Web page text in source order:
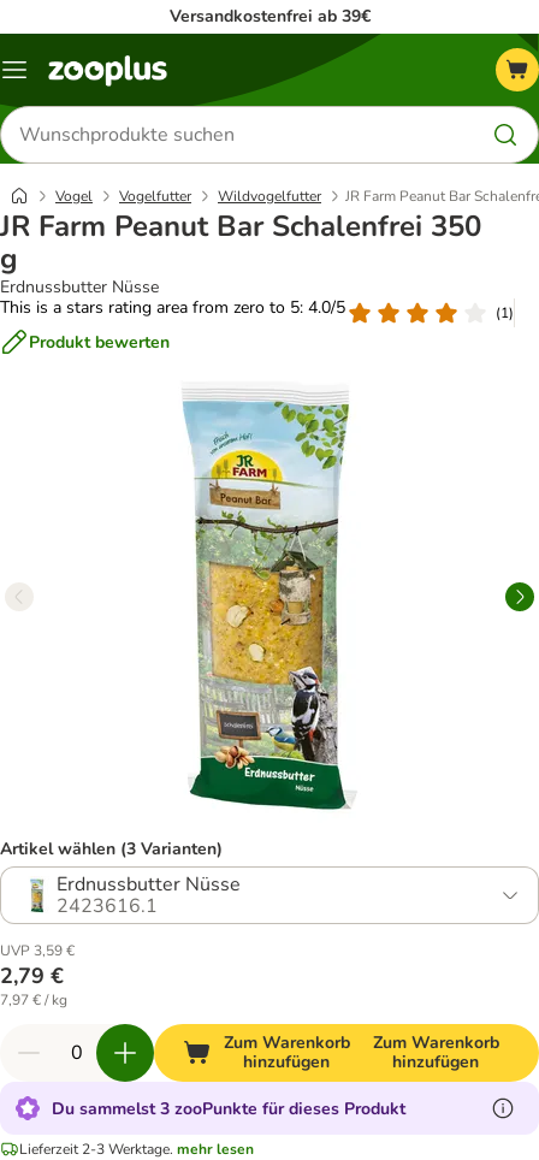
Versandkostenfrei ab 39€
Menü
Produkte
suchen
Vogel Vogelfutter Wildvogelfutter JR Farm Peanut Bar
JR Farm Peanut Bar Schalenfrei 350
g
Erdnussbutter Nüsse
This is a stars rating area from zero to 5: 4.0/5
(1)
Produkt bewerten
Artikel wählen (3 Varianten)
Erdnussbutter Nüsse
2423616.1
UVP 3,59 €
2,79 €
7,97 € / kg
Zum Warenkorb
hinzufügen
Zum Warenkorb
hinzufügen
Du sammelst 3 zooPunkte für dieses Produkt
Lieferzeit 2-3 Werktage. mehr lesen